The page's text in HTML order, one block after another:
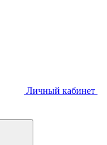
Личный кабинет